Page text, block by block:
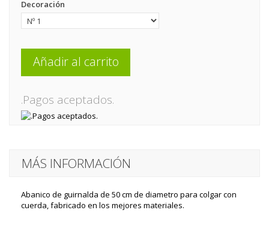
Decoración
Añadir al carrito
.Pagos aceptados.
MÁS INFORMACIÓN
Abanico de guirnalda de 50 cm de diametro para colgar con
cuerda, fabricado en los mejores materiales.